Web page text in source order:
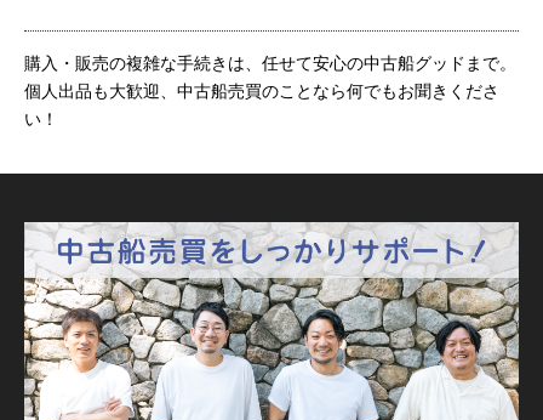
購入・販売の複雑な手続きは、任せて安心の中古船グッドまで。
個人出品も大歓迎、中古船売買のことなら何でもお聞きくださ
い！